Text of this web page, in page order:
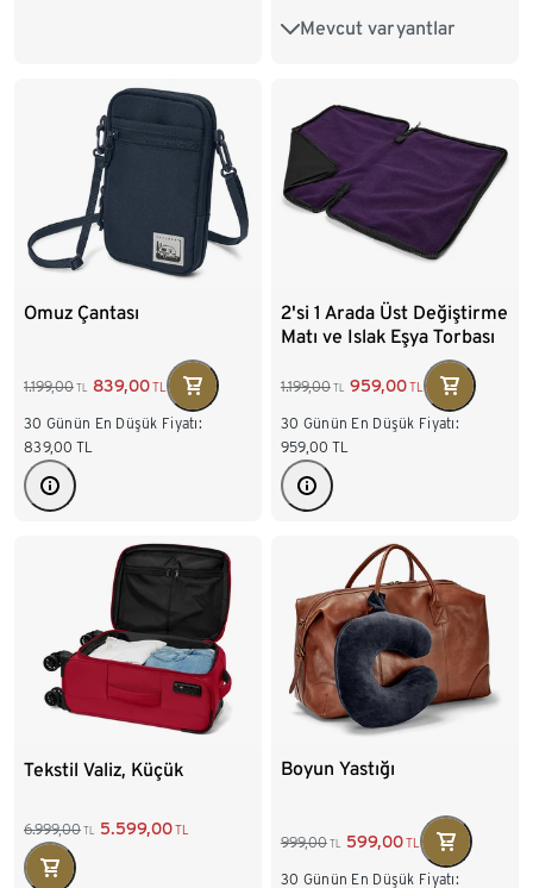
Mevcut varyantlar
Küçük
Omuz Çantası
1.199,00 TL 839,00TL
30 Günün En Düşük Fiyatı:
839,00 TL
2'si 1 Arada Üst Değiştirme
Matı ve Islak Eşya Torbası
1.199,00 TL 959,00TL
30 Günün En Düşük Fiyatı:
959,00 TL
Tekstil Valiz, Küçük
6.999,00 TL 5.599,00TL
Boyun Yastığı
999,00 TL 599,00TL
30 Günün En Düşük Fiyatı: